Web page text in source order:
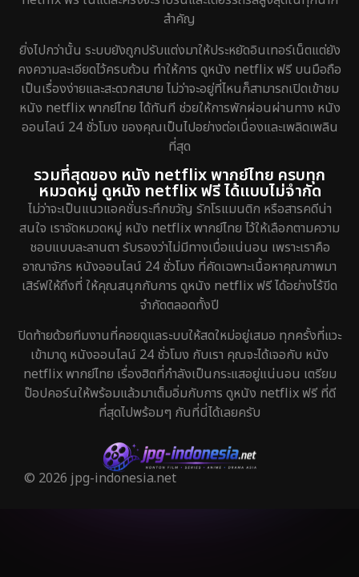
สำคัญ
ยิ่งไปกว่านั้น ระบบยังถูกปรับแต่งมาให้ประหยัดอินเทอร์เน็ตแต่ยัง
คงความละเอียดไว้ครบถ้วน ทำให้การ ดูหนัง netflix ฟรี บนมือถือ
เป็นเรื่องง่ายและสะดวกสบาย ไม่ว่าจะอยู่ที่ไหนก็สามารถเปิดเข้าชม
หนัง netflix พากย์ไทย ได้ทันที ช่วยให้การพักผ่อนผ่านทาง หนัง
ออนไลน์ 24 ชั่วโมง ของคุณเป็นไปอย่างต่อเนื่องและเพลิดเพลิน
ที่สุด
รวมที่สุดของ หนัง netflix พากย์ไทย ครบทุก
หมวดหมู่ ดูหนัง netflix ฟรี ได้แบบไม่จำกัด
ไม่ว่าจะเป็นแนวแอคชั่นระทึกขวัญ รักโรแมนติก หรือสารคดีน่า
สนใจ เราจัดหมวดหมู่ หนัง netflix พากย์ไทย ไว้ให้เลือกตามความ
ชอบแบบละลานตา รับรองว่าไม่มีทางเบื่อแน่นอน เพราะเราคือ
อาณาจักร หนังออนไลน์ 24 ชั่วโมง ที่คัดเฉพาะเนื้อหาคุณภาพมา
เสิร์ฟให้ถึงที่ ให้คุณสนุกกับการ ดูหนัง netflix ฟรี ได้อย่างไร้ขีด
จำกัดตลอดทั้งปี
ปิดท้ายด้วยทีมงานที่คอยดูแลระบบให้สดใหม่อยู่เสมอ ทุกครั้งที่แวะ
เข้ามาดู หนังออนไลน์ 24 ชั่วโมง กับเรา คุณจะได้เจอกับ หนัง
netflix พากย์ไทย เรื่องฮิตที่กำลังเป็นกระแสอยู่แน่นอน เตรียม
ป๊อปคอร์นให้พร้อมแล้วมาเต็มอิ่มกับการ ดูหนัง netflix ฟรี ที่ดี
ที่สุดไปพร้อมๆ กันที่นี่ได้เลยครับ
© 2026 jpg-indonesia.net